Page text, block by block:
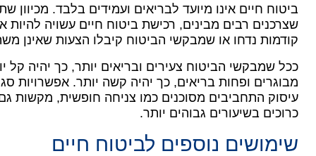
ביטוח חיים אינו מיועד לבריאים ועמידים בלבד.
שצרכנים רבים מבינים, רכישת ביטוח חיים עשויה
קודמות נדחו או שמבקשי הביטוח קיבלו הצעות שאינן
ככל שמבקשי הביטוח צעירים ובריאים יותר, כך יהיה קל
מבוגרים ופחות בריאים, כך יהיה קשה יותר. אפשרויות
עיסוק התחביבים מסוכנים כמו צניחה חופשית, מקשות
כרוכים בשיעורים גבוהים יותר.
שימושים נוספים לביטוח חיים